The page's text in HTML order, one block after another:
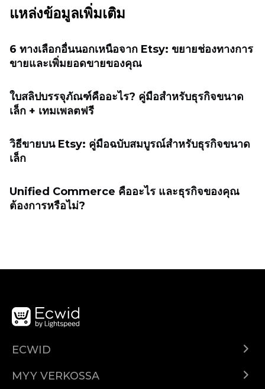
แหล่งข้อมูลเพิ่มเติม
6 ทางเลือกอื่นนอกเหนือจาก Etsy: ขยายช่องทางการ
ขายและเพิ่มยอดขายของคุณ
ใบสลิปบรรจุภัณฑ์คืออะไร? คู่มือสำหรับธุรกิจขนาด
เล็ก + เทมเพลตฟรี
วิธีขายบน Etsy: คู่มือฉบับสมบูรณ์สำหรับธุรกิจขนาด
เล็ก
Unified Commerce คืออะไร และธุรกิจของคุณ
ต้องการหรือไม่?
ECWID
Hinnoittelu
MYY VERKOSSA